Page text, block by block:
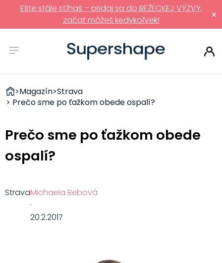
×
Ešte stále stíhaš – pridaj sa do BEŽECKEJ VÝZVY,
začať môžeš kedykoľvek!
ZDRAVÉ
RÝCHLOVKY
>Magazín>Strava
> Prečo sme po ťažkom obede ospalí?
Prečo sme po ťažkom obede
ospalí?
StravaMichaela Bebová
·
20.2.2017